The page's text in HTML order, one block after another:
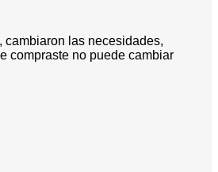
cambiaron las necesidades,
compraste no puede cambiar